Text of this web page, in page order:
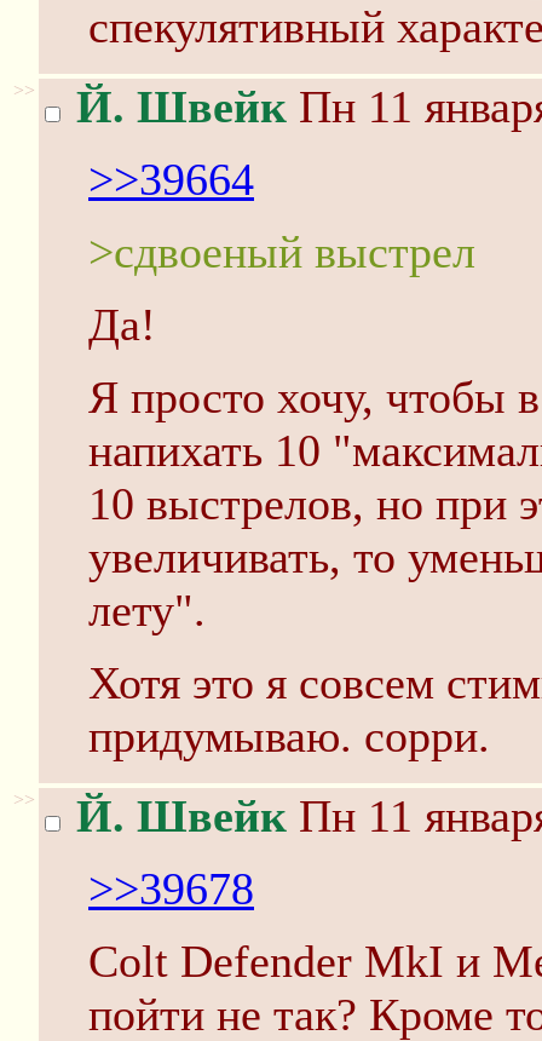
спекулятивный
>> Й. Швейк Пн 11
>>39664
>сдвоеный выстрел
Да!
Я просто хочу, чтобы
напихать 10
10 выстрелов, но при
увеличивать, то
лету".
Хотя это я совсем
придумываю. сорри.
>> Й. Швейк Пн 11
>>39678
Colt Defender MkI и
пойти не так? Кроме